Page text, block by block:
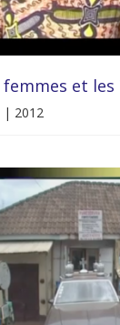
et les
2012